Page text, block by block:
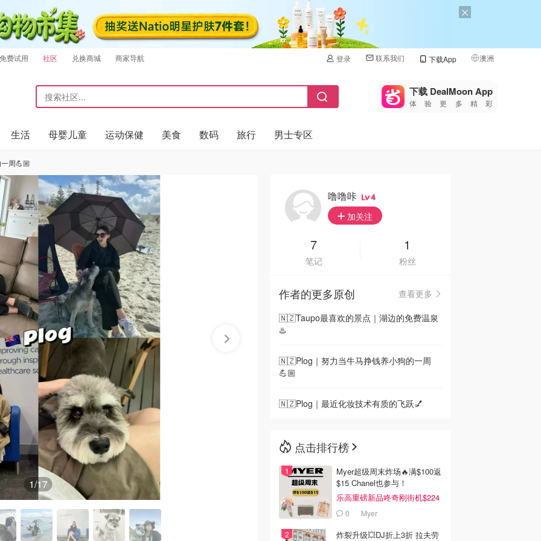
免费试用 社区 兑换商城 商家导航 登录 联系我们 下载App 澳洲
🇺🇸
🇨🇳 中国
🇦🇺
🇳🇿新西兰
下载 DealMoon App
体验更多精彩
生活 母婴儿童 运动保健 美食 数码 旅行 男士专区
周💪🏼
1/17
噜噜咔 4
加关注
7
笔记
1
粉丝
作者的更多原创
查看更多
🇳🇿Taupo最喜欢的景点｜湖边的免费温泉
♨️
🇳🇿Plog｜努力当牛马挣钱养小狗的一周
💪🏼
🇳🇿Plog｜最近化妆技术有质的飞跃💅
点击排行榜
Myer超级周末炸场🔥满$100返
$15 Chanel也参与！
乐高重磅新品咚奇刚街机$224
0 Myer
炸裂升级💥DJ折上3折 拉夫劳